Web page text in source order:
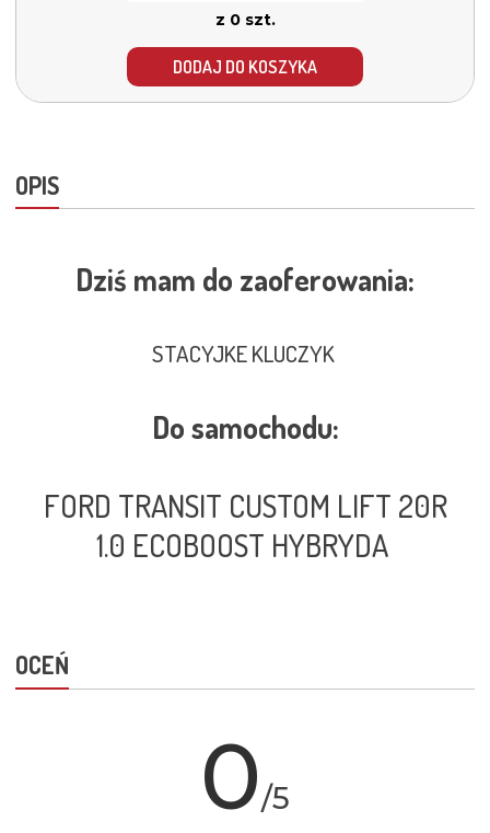
z 0 szt.
DODAJ DO KOSZYKA
OPIS
Dziś mam do zaoferowania:
STACYJKE KLUCZYK
Do samochodu:
FORD TRANSIT CUSTOM LIFT 20R
1.0 ECOBOOST HYBRYDA
OCEŃ
0/5